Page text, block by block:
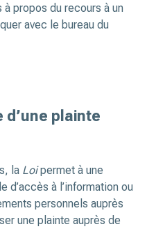
à propos du recours à un
avec le bureau du
d’une plainte
la Loipermet à une
d’accès à l’information ou
personnels auprès
une plainte auprès de